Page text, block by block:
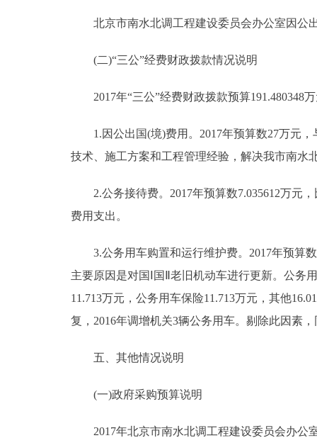
北京市南水北调工程建设委员会办公室因公出
(二)“三公”经费财政拨款情况说明
2017年“三公”经费财政拨款预算191.480348万
1.因公出国(境)费用。2017年预算数27万元，
技术、施工方案和工程管理经验，解决我市南水
2.公务接待费。2017年预算数7.035612万元，
费用支出。
3.公务用车购置和运行维护费。2017年预算数
主要原因是对国Ⅰ国Ⅱ老旧机动车进行更新。公务
11.713万元，公务用车保险11.713万元，其他
复，2016年调增机关3辆公务用车。剔除此因素
五、其他情况说明
(一)政府采购预算说明
2017年北京市南水北调工程建设委员会办公室